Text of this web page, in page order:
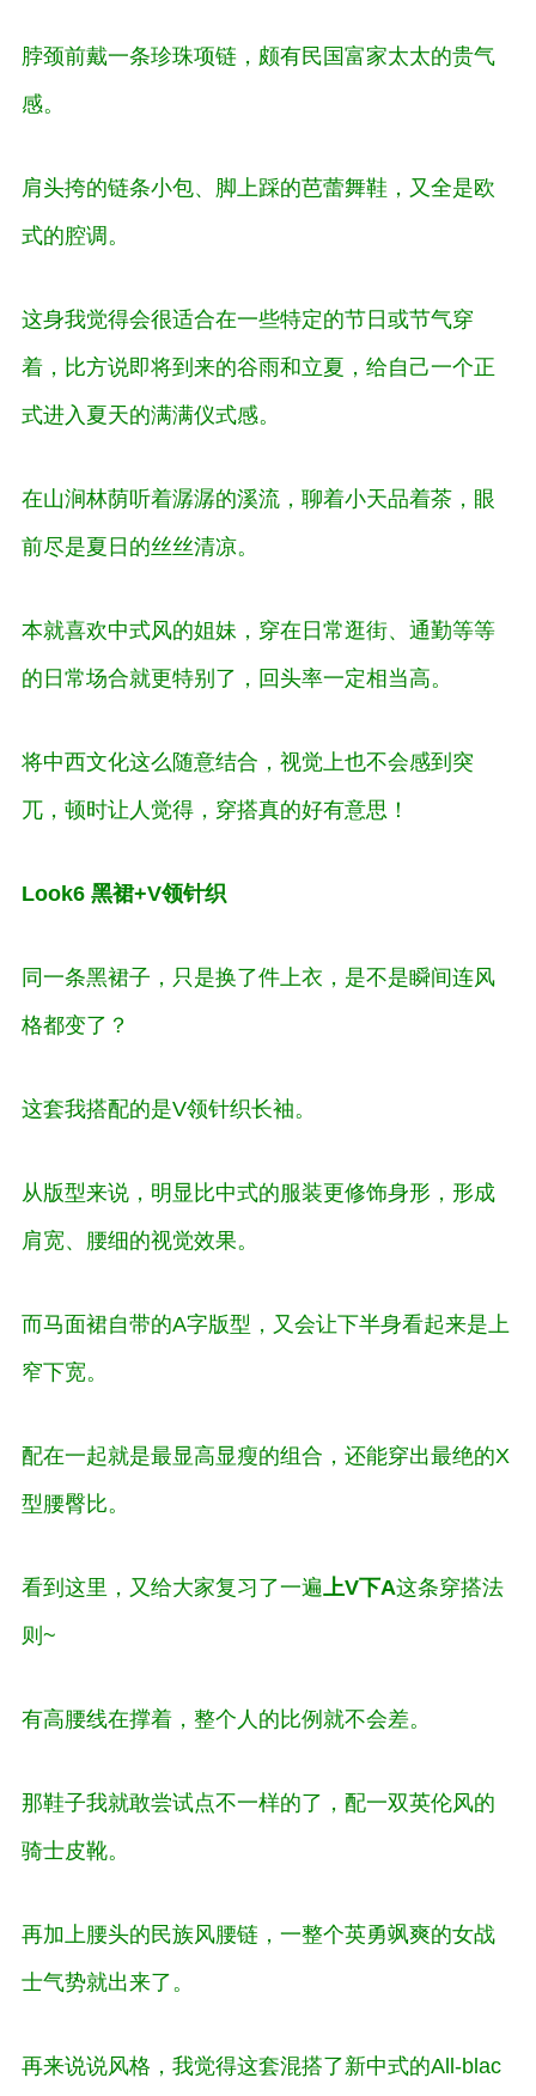
脖颈前戴一条珍珠项链，颇有民国富家太太的贵气
感。
肩头挎的链条小包、脚上踩的芭蕾舞鞋，又全是欧
式的腔调。
这身我觉得会很适合在一些特定的节日或节气穿
着，比方说即将到来的谷雨和立夏，给自己一个正
式进入夏天的满满仪式感。
在山涧林荫听着潺潺的溪流，聊着小天品着茶，眼
前尽是夏日的丝丝清凉。
本就喜欢中式风的姐妹，穿在日常逛街、通勤等等
的日常场合就更特别了，回头率一定相当高。
将中西文化这么随意结合，视觉上也不会感到突
兀，顿时让人觉得，穿搭真的好有意思！
Look6 黑裙+V领针织
同一条黑裙子，只是换了件上衣，是不是瞬间连风
格都变了？
这套我搭配的是V领针织长袖。
从版型来说，明显比中式的服装更修饰身形，形成
肩宽、 腰细 的视觉效果。
而马面裙自带的A字版型，又会让下半身看起来是上
窄下宽。
配在一起就是最显高显瘦的组合，还能穿出最绝的X
型腰臀比。
看到这里，又给大家复习了一遍上V下A这条穿搭法
则~
有高腰线在撑着，整个人的比例就不会差。
那鞋子我就敢尝试点不一样的了，配一双英伦风的
骑士皮靴。
再加上腰头的民族风腰链，一整个英勇飒爽的女战
士气势就出来了。
再来说说风格，我觉得这套混搭了新中式的All-blac